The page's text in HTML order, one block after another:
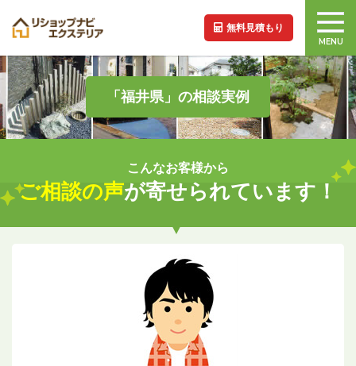
無料見積もり
MENU
「福井県」の相談実例
こんなお客様から
ご相談の声が寄せられています！